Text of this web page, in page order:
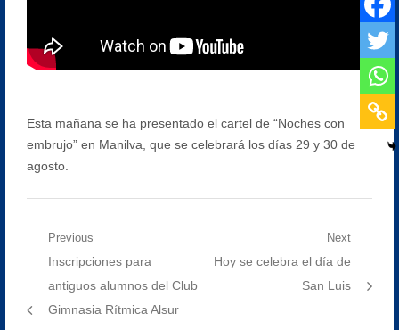
Esta mañana se ha presentado el cartel de “Noches con
embrujo” en Manilva, que se celebrará los días 29 y 30 de
agosto.
Navegación
entradas
Previous
Previous
post:
Inscripciones para
antiguos alumnos del Club
Gimnasia Rítmica Alsur
Next
Next
Hoy se celebra el día de
San Luis